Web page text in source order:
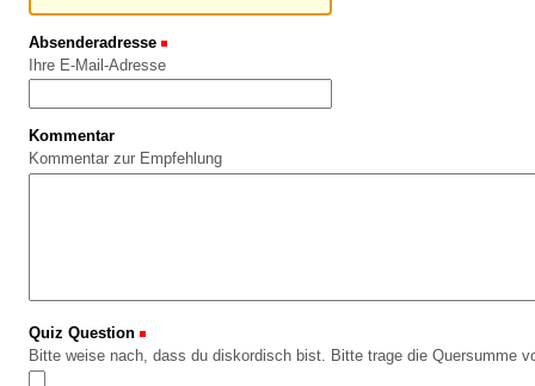
Absenderadresse
Ihre E-Mail-Adresse
Kommentar
Kommentar zur Empfehlung
Quiz Question
Bitte weise nach, dass du diskordisch bist. Bitte trage die Quersumme